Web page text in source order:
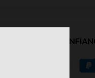
DE